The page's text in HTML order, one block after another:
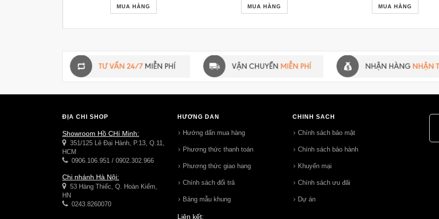
MUA HÀNG MUA HÀNG MUA HÀNG
ĐỊA CHỈ SHOP
Showroom Hồ CHí Minh:
351/125 Lê Đại Hành, P.13, Q.11,
HCM
0906.106.951 / 0902.302.966
Chi nhánh Hà Nội:
53 Hàng Thiếc, Q. Hoàn Kiếm,
HN
0243.8260070
HƯỚNG DẪN
Hướng dẩn mua hàng
Phương thức thanh toán
Phương thức giao hang
Chính sách đổi trả
Bảng mẫu khung
Liên kết:
CHÍNH SÁCH
Chính sách bảo mật
Chính sách bảo hành
Khuyến mại
Chính sách ưu đãi
Dự án